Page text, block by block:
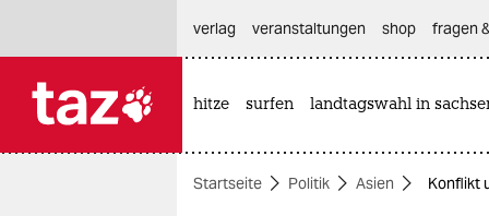
themen
verlag
veranstaltungen shop fragen
hitze surfen landtagswahl in
Startseite Politik Asien Konflikt